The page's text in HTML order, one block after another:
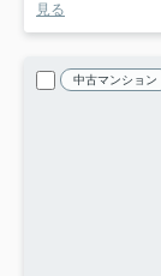
見る
中古マンション